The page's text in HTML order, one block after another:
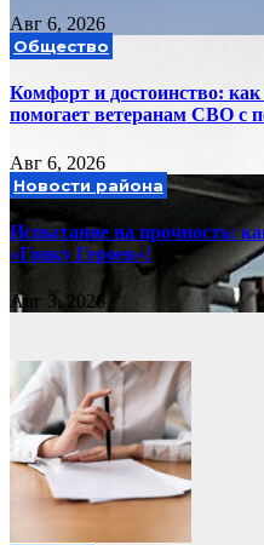
Авг 6, 2026
Общество
Комфорт и достоинство:
помогает ветеранам СВО с
Авг 6, 2026
Новости района
Испытание на прочность:
«Гонку Героев»!
Авг 3, 2026